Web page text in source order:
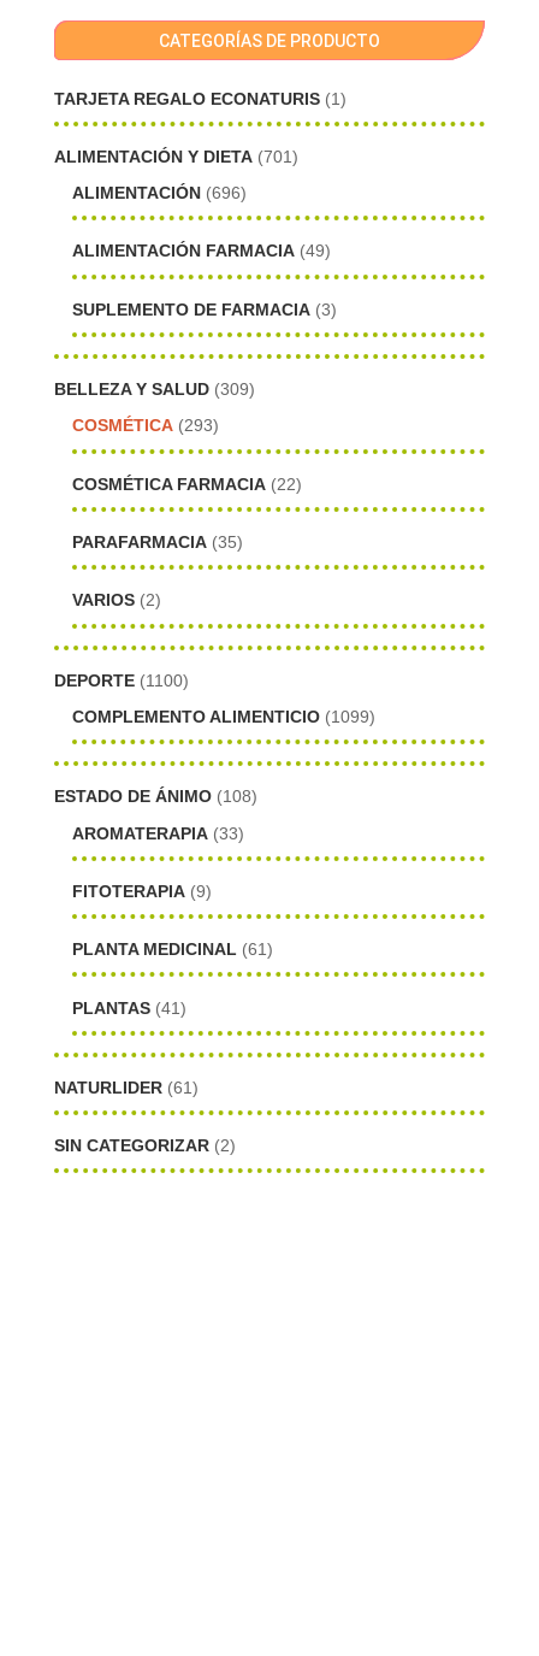
CATEGORÍAS DE PRODUCTO
TARJETA REGALO ECONATURIS (1)
ALIMENTACIÓN Y DIETA (701)
ALIMENTACIÓN (696)
ALIMENTACIÓN FARMACIA (49)
SUPLEMENTO DE FARMACIA (3)
BELLEZA Y SALUD (309)
COSMÉTICA (293)
COSMÉTICA FARMACIA (22)
PARAFARMACIA (35)
VARIOS (2)
DEPORTE (1100)
COMPLEMENTO ALIMENTICIO (1099)
ESTADO DE ÁNIMO (108)
AROMATERAPIA (33)
FITOTERAPIA (9)
PLANTA MEDICINAL (61)
PLANTAS (41)
NATURLIDER (61)
SIN CATEGORIZAR (2)